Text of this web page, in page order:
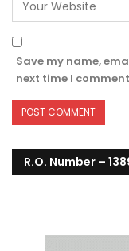
Save my name,
next time I
R.O. Number –